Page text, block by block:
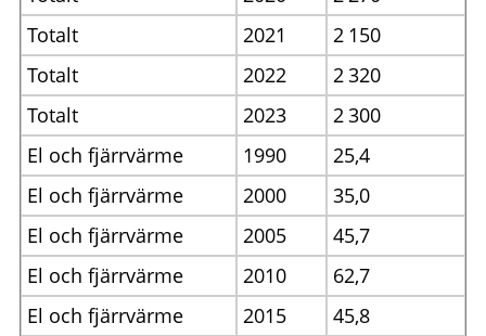
Totalt
2021 2 150
Totalt
2022 2320
Totalt
2023 2300
El och fjärrvärme
1990
25,4
El och fjärrvärme
2000
35,0
El och fjärrvärme
2005
45,7
El och fjärrvärme
2010
62,7
El och fjärrvärme
2015
45,8